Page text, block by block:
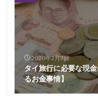
2020年2月7日
タイ旅行に必要な現
るお金事情】